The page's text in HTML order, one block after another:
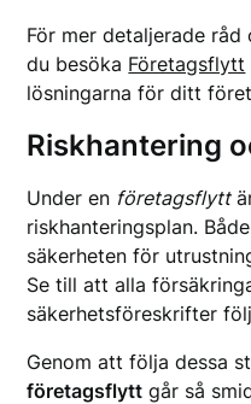
För mer detaljerade
du besöka Företagsflytt
lösningarna för ditt
Riskhantering
Under en företagsflytt
riskhanteringsplan.
säkerheten för
Se till att alla
säkerhetsföreskrifter
Genom att följa dessa
företagsflytt går så